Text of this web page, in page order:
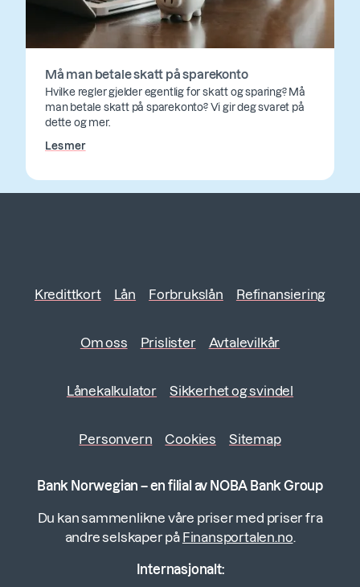
Må man betale skatt på sparekonto
Hvilke regler gjelder egentlig for skatt og sparing? Må
man betale skatt på sparekonto? Vi gir deg svaret på
dette og mer.
Les mer
Kredittkort Lån Forbrukslån Refinansiering
Om oss Prislister Avtalevilkår
Lånekalkulator Sikkerhet og svindel
Personvern Cookies Sitemap
Bank Norwegian – en filial av NOBA Bank Group
Du kan sammenlikne våre priser med priser fra
andre selskaper på Finansportalen.no.
Internasjonalt: